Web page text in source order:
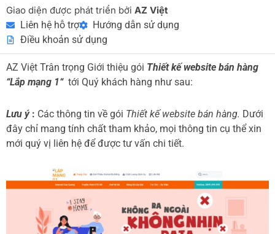
Giao diện được phát triển bởi AZ Việt
Liên hệ hỗ trợ
Hướng dẫn sử dụng
Điều khoản sử dụng
AZ Việt Trân trọng Giới thiệu gói Thiết kế website bán hàng
“Lắp mạng 1“ tới Quý khách hàng như sau:
Lưu ý: Các thông tin về gói Thiết kế website bán hàng. Dưới
đây chỉ mang tính chất tham khảo, mọi thông tin cụ thể xin
mới quý vị liên hệ để được tư vấn chi tiết.